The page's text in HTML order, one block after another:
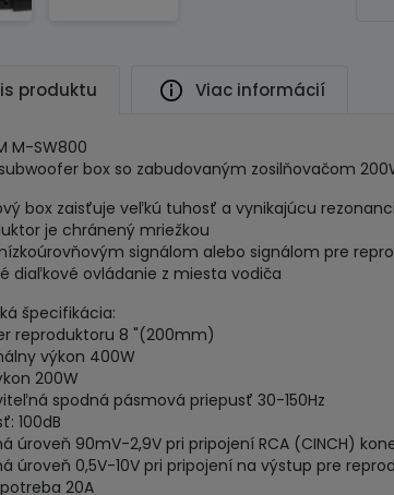
produktu Viac informácií
M-SW800
box so zabudovaným zosilňovačom
box zaisťuje veľkú tuhosť a vynikajúcu
je chránený mriežkou
signálom alebo signálom pre
diaľkové ovládanie z miesta vodiča
špecifikácia:
reproduktoru 8 "(200mm)
výkon 400W
200W
spodná pásmová priepusť 30-150Hz
100dB
úroveň 90mV-2,9V pri pripojení RCA (CINCH)
úroveň 0,5V-10V pri pripojení na výstup pre
20A